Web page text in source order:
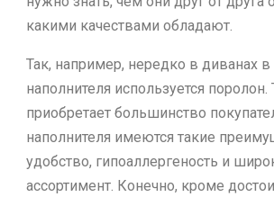
какими качествами обладают.
Так, например, нередко в диванах в
наполнителя используется поролон.
приобретает большинство
наполнителя имеются такие
удобство, гипоаллергеность и
ассортимент. Конечно, кроме